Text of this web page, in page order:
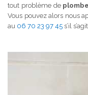
tout problème de
Vous pouvez alors nous
au 06 70 23 97 45 s’il